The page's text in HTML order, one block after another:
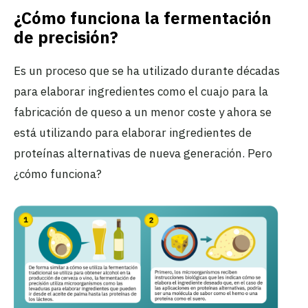
¿Cómo funciona la fermentación
de precisión?
Es un proceso que se ha utilizado durante décadas
para elaborar ingredientes como el cuajo para la
fabricación de queso a un menor coste y ahora se
está utilizando para elaborar ingredientes de
proteínas alternativas de nueva generación. Pero
¿cómo funciona?